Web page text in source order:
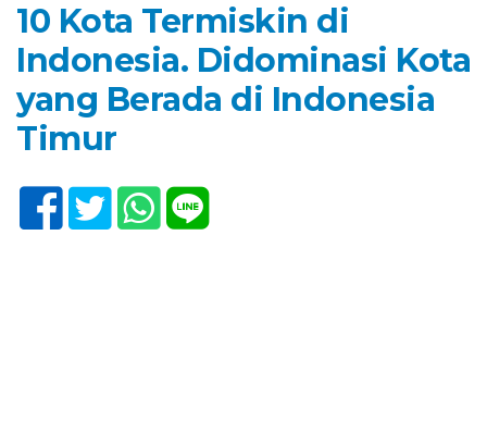
10 Kota Termiskin di
Indonesia. Didominasi Kota
yang Berada di Indonesia
Timur